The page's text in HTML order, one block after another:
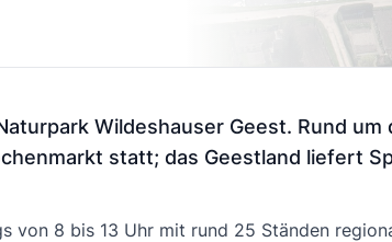
Wildeshauser Geest. Rund um
statt; das Geestland liefert
von 8 bis 13 Uhr mit rund 25 Ständen